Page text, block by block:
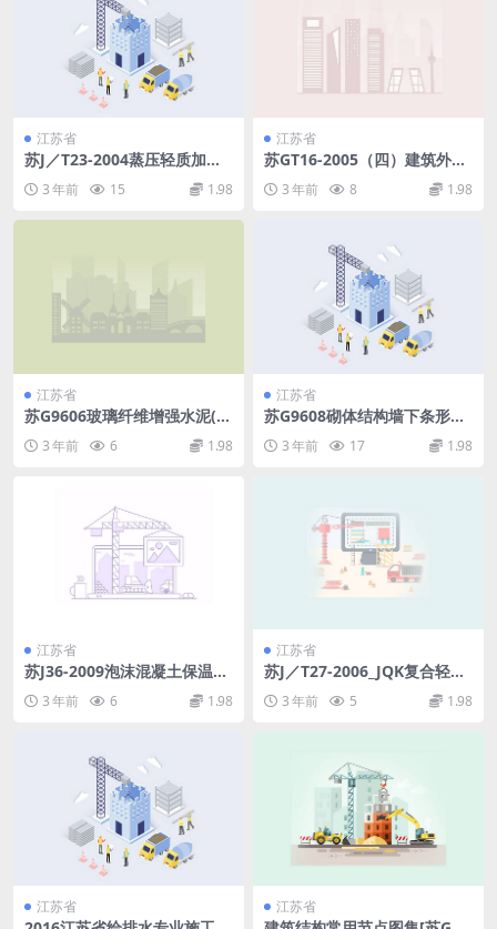
江苏省
苏J／T23-2004蒸压轻质加气
3 年前 15 1.98
江苏省
苏GT16-2005（四）建筑外保
温构造图集（四）专威特建筑
外保温系统.pdf
3 年前 8 1.98
江苏省
苏G9606玻璃纤维增强水泥(G
pdf3 年前 6 1.98
江苏省
苏G9608砌体结构墙下条形基
3 年前 17 1.98
江苏省
苏J36-2009泡沫混凝土保温构
3 年前 6 1.98
江苏省
苏J／T27-2006_JQK复合轻质
3 年前 5 1.98
江苏省 江苏省